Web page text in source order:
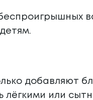
добавляют
лёгкими или